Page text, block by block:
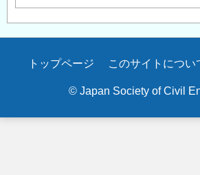
Secondary
トップページ このサイトについ
© Japan Society of Civil